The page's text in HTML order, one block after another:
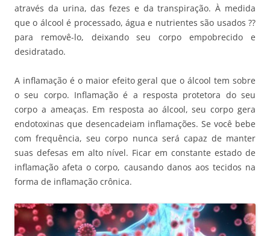
através da urina, das fezes e da transpiração. À medida
que o álcool é processado, água e nutrientes são usados ??
para removê-lo, deixando seu corpo empobrecido e
desidratado.
A inflamação é o maior efeito geral que o álcool tem sobre
o seu corpo. Inflamação é a resposta protetora do seu
corpo a ameaças. Em resposta ao álcool, seu corpo gera
endotoxinas que desencadeiam inflamações. Se você bebe
com frequência, seu corpo nunca será capaz de manter
suas defesas em alto nível. Ficar em constante estado de
inflamação afeta o corpo, causando danos aos tecidos na
forma de inflamação crônica.